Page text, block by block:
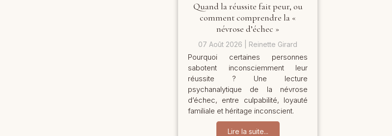
Quand la réussite fait peur, ou
comment comprendre la «
névrose d’échec »
07 Août 2026 Reinette Girard
Pourquoi certaines personnes
sabotent inconsciemment leur
réussite ? Une lecture
psychanalytique de la névrose
d’échec, entre culpabilité, loyauté
familiale et héritage inconscient.
Lire la suite...